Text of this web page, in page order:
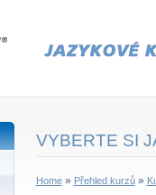
VYBERTE SI
Home» Přehled kurzů»